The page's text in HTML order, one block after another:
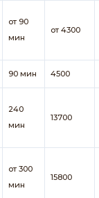
от 90
мин
от 4300
90 мин 4500
240
мин
13700
от 300
мин
15800